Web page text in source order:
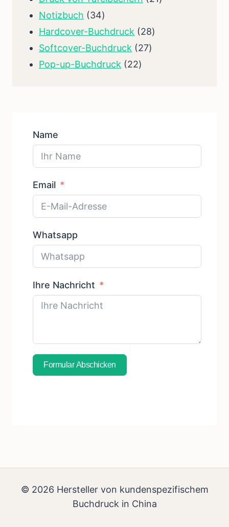
Notizbuch 3434
Produkte
Hardcover-Buchdruck 2828
Softcover-Buchdruck 2727
Pop-up-Buchdruck 2222
Name
Email
Whatsapp
Ihre Nachricht
Formular Abschicken
© 2026 Hersteller von kundenspezifischem
Buchdruck in China